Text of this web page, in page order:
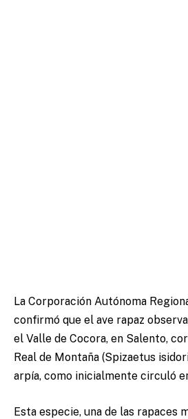
La Corporación Autónoma
confirmó que el ave rapaz
el Valle de Cocora, en Salento,
Real de Montaña (Spizaetus
arpía, como inicialmente circuló
Esta especie, una de las rapaces